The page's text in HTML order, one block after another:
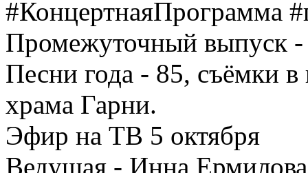
#КонцертнаяПрограмма
Промежуточный выпуск
Песни года - 85, съёмки
храма Гарни.
Эфир на ТВ 5 октября
Ведущая - Инна Ермилова